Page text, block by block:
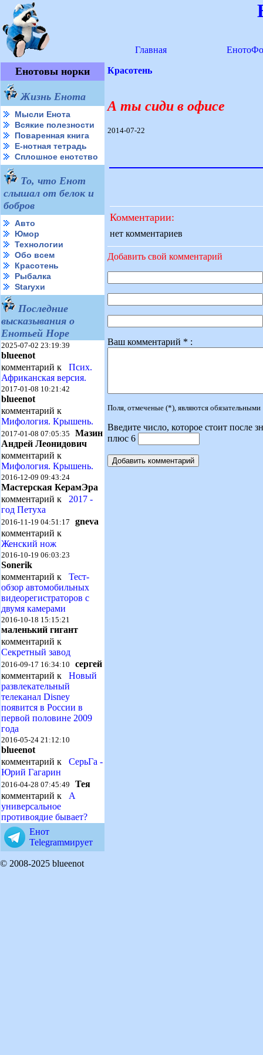
Главная
Енотовы норки
Жизнь Енота
Мысли Енота
Всякие полезности
Поваренная книга
Е-нотная тетрадь
Сплошное енотство
То, что Енот
слышал от белок и
бобров
Авто
Юмор
Технологии
Обо всем
Красотень
Рыбалка
Starухи
Последние
высказывания о
Енотьей Норе
2025-07-02 23:19:39
blueenot
комментарий к Псих.
Африканская версия.
2017-01-08 10:21:42
blueenot
комментарий к
Мифология. Крышень.
2017-01-08 07:05:35 Мазин
Андрей Леонидович
комментарий к
Мифология. Крышень.
2016-12-09 09:43:24
Мастерская КерамЭра
комментарий к 2017 -
год Петуха
2016-11-19 04:51:17 gneva
комментарий к
Женский нож
2016-10-19 06:03:23
Sonerik
комментарий к Тест-
обзор автомобильных
видеорегистраторов с
двумя камерами
2016-10-18 15:15:21
маленький гигант
комментарий к
Секретный завод
2016-09-17 16:34:10 сергей
комментарий к Новый
развлекательный
телеканал Disney
появится в России в
первой половине 2009
года
2016-05-24 21:12:10
blueenot
комментарий к СерьГа -
Юрий Гагарин
2016-04-28 07:45:49 Тея
комментарий к А
универсальное
противоядие бывает?
Енот
Telegramмирует
Красотень
А ты сиди в офисе
2014-07-22
Комментарии:
нет комментариев
Добавить свой комментарий
Ваш комментарий * :
Поля, отмеченые (*), являются обязательными
Введите число, которое стоит после
плюс 6
© 2008-2025 blueenot